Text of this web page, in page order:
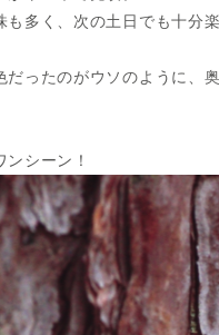
も多く、次の土日でも十分
だったのがウソのように、
ンシーン！